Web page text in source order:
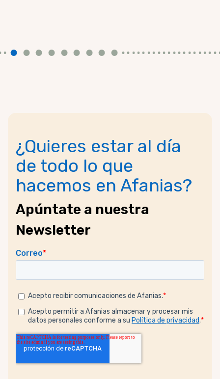
¿Quieres estar al día
de todo lo que
hacemos en Afanias?
Apúntate a nuestra
Newsletter